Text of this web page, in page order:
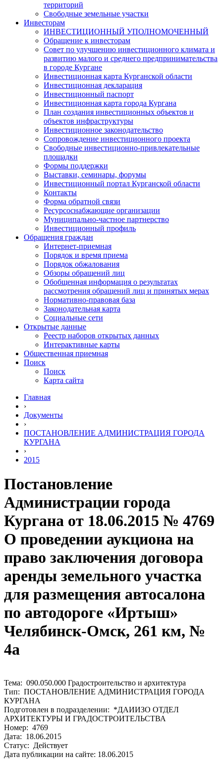
территорий
Свободные земельные участки
Инвесторам
ИНВЕСТИЦИОННЫЙ УПОЛНОМОЧЕННЫЙ
Обращение к инвесторам
Совет по улучшению инвестиционного климата и
развитию малого и среднего предпринимательства
в городе Кургане
Инвестиционная карта Курганской области
Инвестиционная декларация
Инвестиционный паспорт
Инвестиционная карта города Кургана
План создания инвестиционных объектов и
объектов инфраструктуры
Инвестиционное законодательство
Сопровождение инвестиционного проекта
Свободные инвестиционно-привлекательные
площадки
Формы поддержки
Выставки, семинары, форумы
Инвестиционный портал Курганской области
Контакты
Форма обратной связи
Ресурсоснабжающие организации
Муниципально-частное партнерство
Инвестиционный профиль
Обращения граждан
Интернет-приемная
Порядок и время приема
Порядок обжалования
Обзоры обращений лиц
Обобщенная информация о результатах
рассмотрения обращений лиц и принятых мерах
Нормативно-правовая база
Законодательная карта
Социальные сети
Открытые данные
Реестр наборов открытых данных
Интерактивные карты
Общественная приемная
Поиск
Поиск
Карта сайта
Главная
›
Документы
›
ПОСТАНОВЛЕНИЕ АДМИНИСТРАЦИЯ ГОРОДА
КУРГАНА
›
2015
Постановление
Администрации города
Кургана от 18.06.2015 № 4769
О проведении аукциона на
право заключения договора
аренды земельного участка
для размещения автосалона
по автодороге «Иртыш»
Челябинск-Омск, 261 км, №
4а
Тема: 090.050.000 Градостроительство и архитектура
Тип: ПОСТАНОВЛЕНИЕ АДМИНИСТРАЦИЯ ГОРОДА
КУРГАНА
Подготовлен в подразделении: *ДАИИЗО ОТДЕЛ
АРХИТЕКТУРЫ И ГРАДОСТРОИТЕЛЬСТВА
Номер: 4769
Дата: 18.06.2015
Статус: Действует
Дата публикации на сайте: 18.06.2015